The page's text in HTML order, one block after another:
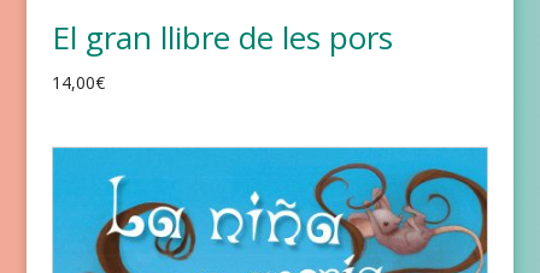
El gran llibre de les pors
14,00€